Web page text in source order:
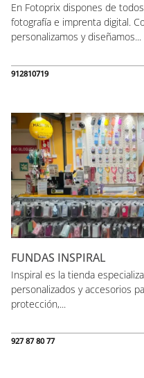
En Fotoprix dispones de
fotografía e imprenta digital.
personalizamos y diseñamos...
912810719
FUNDAS INSPIRAL
Inspiral es la tienda
personalizados y accesorios
protección,...
927 87 80 77